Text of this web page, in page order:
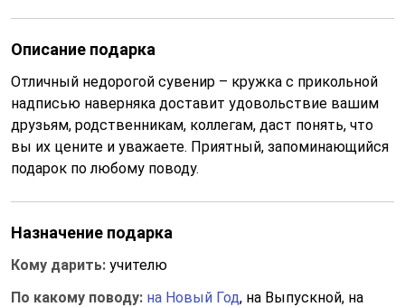
Описание подарка
Отличный недорогой сувенир – кружка с прикольной
надписью наверняка доставит удовольствие вашим
друзьям, родственникам, коллегам, даст понять, что
вы их цените и уважаете. Приятный, запоминающийся
подарок по любому поводу.
Назначение подарка
Кому дарить: учителю
По какому поводу: на Новый Год, на Выпускной, на